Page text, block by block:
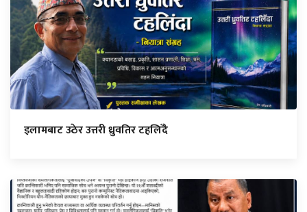
इलामबाट उठेर उत्तरी ध्रुवतिर टहलिँदै